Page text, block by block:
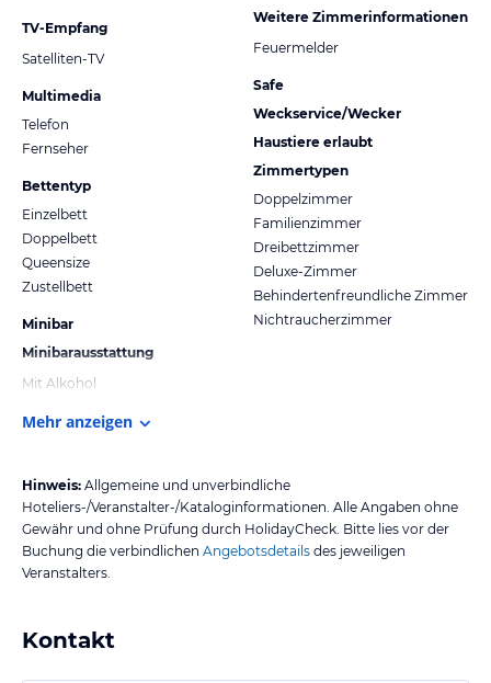
TV-Empfang
Satelliten-TV
Multimedia
Telefon
Fernseher
Bettentyp
Einzelbett
Doppelbett
Queensize
Zustellbett
Minibar
Minibarausstattung
Mit Alkohol
Weitere Zimmerinformationen
Feuermelder
Safe
Weckservice/Wecker
Haustiere erlaubt
Zimmertypen
Doppelzimmer
Familienzimmer
Dreibettzimmer
Deluxe-Zimmer
Behindertenfreundliche Zimmer
Nichtraucherzimmer
Mehr anzeigen
Hinweis: Allgemeine und unverbindliche
Hoteliers-/Veranstalter-/Kataloginformationen. Alle Angaben ohne
Gewähr und ohne Prüfung durch HolidayCheck. Bitte lies vor der
Buchung die verbindlichen Angebotsdetails des jeweiligen
Veranstalters.
Kontakt